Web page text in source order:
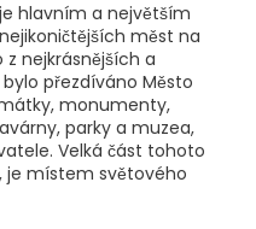
hlavním a největším
měst na
nejkrásnějších a
přezdíváno Město
monumenty,
parky a muzea,
Velká část tohoto
je místem světového